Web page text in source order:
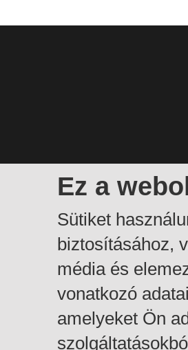
Ez a
Sütiket
biztosításához,
média és
vonatkozó
amelyeket Ön